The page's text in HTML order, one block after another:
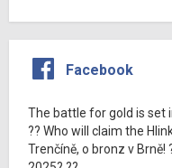
Facebook
The battle for gold is set
?? Who will claim the
Trenčíně, o bronz v Brně!